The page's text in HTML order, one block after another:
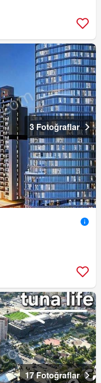
3 Fotoğraflar
17 Fotoğraflar